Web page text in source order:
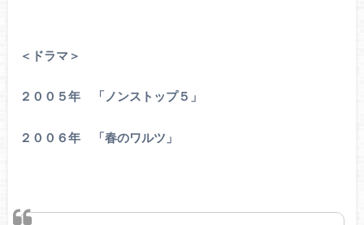
＜ドラマ＞
２００５年 「ノンストップ５」
２００６年 「春のワルツ」